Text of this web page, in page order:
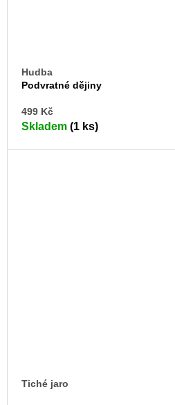
Hudba
Podvratné dějiny
499 Kč
Skladem (1 ks)
Tiché jaro